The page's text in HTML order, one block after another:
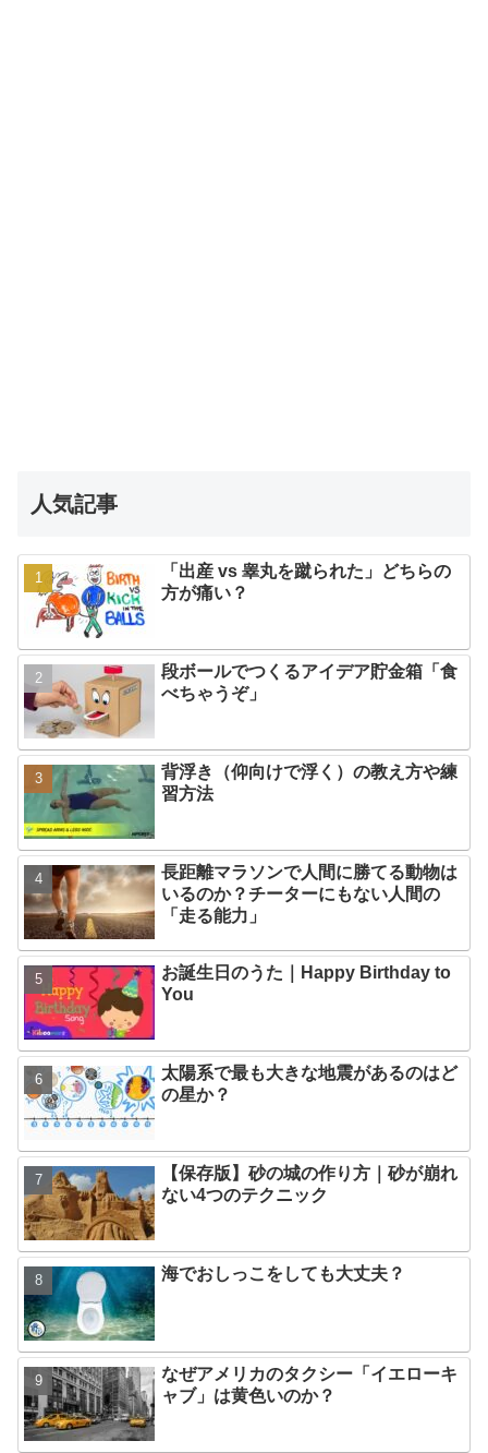
人気記事
「出産 vs 睾丸を蹴られた」どちらの
方が痛い？
段ボールでつくるアイデア貯金箱「食
べちゃうぞ」
背浮き（仰向けで浮く）の教え方や練
習方法
長距離マラソンで人間に勝てる動物は
いるのか？チーターにもない人間の
「走る能力」
お誕生日のうた｜Happy Birthday to
You
太陽系で最も大きな地震があるのはど
の星か？
【保存版】砂の城の作り方｜砂が崩れ
ない4つのテクニック
海でおしっこをしても大丈夫？
なぜアメリカのタクシー「イエローキ
ャブ」は黄色いのか？